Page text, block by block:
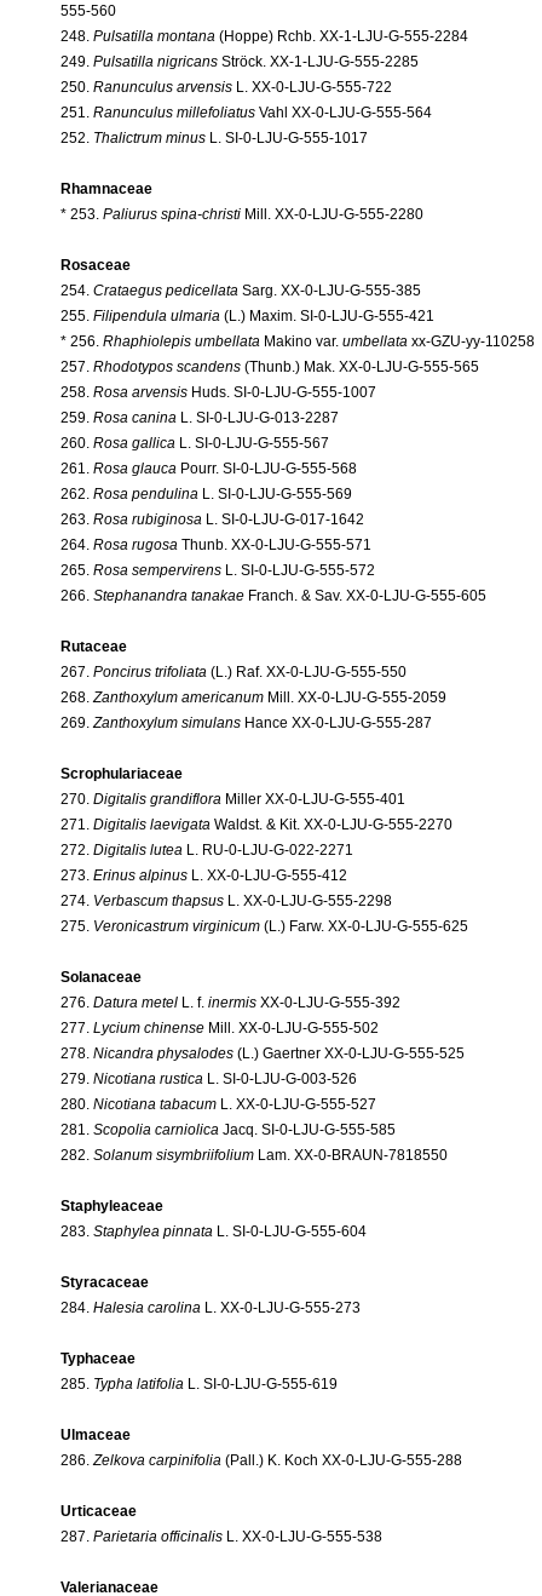
555-560
248. Pulsatilla montana (Hoppe) Rchb. XX-1-LJU-G-555-2284
249. Pulsatilla nigricans Ströck. XX-1-LJU-G-555-2285
250. Ranunculus arvensis L. XX-0-LJU-G-555-722
251. Ranunculus millefoliatus Vahl XX-0-LJU-G-555-564
252. Thalictrum minus L. SI-0-LJU-G-555-1017
Rhamnaceae
* 253. Paliurus spina-christi Mill. XX-0-LJU-G-555-2280
Rosaceae
254. Crataegus pedicellata Sarg. XX-0-LJU-G-555-385
255. Filipendula ulmaria (L.) Maxim. SI-0-LJU-G-555-421
* 256. Rhaphiolepis umbellata Makino var. umbellata xx-GZU-yy-110258
257. Rhodotypos scandens (Thunb.) Mak. XX-0-LJU-G-555-565
258. Rosa arvensis Huds. SI-0-LJU-G-555-1007
259. Rosa canina L. SI-0-LJU-G-013-2287
260. Rosa gallica L. SI-0-LJU-G-555-567
261. Rosa glauca Pourr. SI-0-LJU-G-555-568
262. Rosa pendulina L. SI-0-LJU-G-555-569
263. Rosa rubiginosa L. SI-0-LJU-G-017-1642
264. Rosa rugosa Thunb. XX-0-LJU-G-555-571
265. Rosa sempervirens L. SI-0-LJU-G-555-572
266. Stephanandra tanakae Franch. & Sav. XX-0-LJU-G-555-605
Rutaceae
267. Poncirus trifoliata (L.) Raf. XX-0-LJU-G-555-550
268. Zanthoxylum americanum Mill. XX-0-LJU-G-555-2059
269. Zanthoxylum simulans Hance XX-0-LJU-G-555-287
Scrophulariaceae
270. Digitalis grandiflora Miller XX-0-LJU-G-555-401
271. Digitalis laevigata Waldst. & Kit. XX-0-LJU-G-555-2270
272. Digitalis lutea L. RU-0-LJU-G-022-2271
273. Erinus alpinus L. XX-0-LJU-G-555-412
274. Verbascum thapsus L. XX-0-LJU-G-555-2298
275. Veronicastrum virginicum (L.) Farw. XX-0-LJU-G-555-625
Solanaceae
276. Datura metel L. f. inermis XX-0-LJU-G-555-392
277. Lycium chinense Mill. XX-0-LJU-G-555-502
278. Nicandra physalodes (L.) Gaertner XX-0-LJU-G-555-525
279. Nicotiana rustica L. SI-0-LJU-G-003-526
280. Nicotiana tabacum L. XX-0-LJU-G-555-527
281. Scopolia carniolica Jacq. SI-0-LJU-G-555-585
282. Solanum sisymbriifolium Lam. XX-0-BRAUN-7818550
Staphyleaceae
283. Staphylea pinnata L. SI-0-LJU-G-555-604
Styracaceae
284. Halesia carolina L. XX-0-LJU-G-555-273
Typhaceae
285. Typha latifolia L. SI-0-LJU-G-555-619
Ulmaceae
286. Zelkova carpinifolia (Pall.) K. Koch XX-0-LJU-G-555-288
Urticaceae
287. Parietaria officinalis L. XX-0-LJU-G-555-538
Valerianaceae